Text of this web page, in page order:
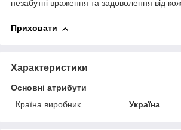
незабутні враження та задоволення від
Приховати
Характеристики
Основні атрибути
Країна виробник
Україна